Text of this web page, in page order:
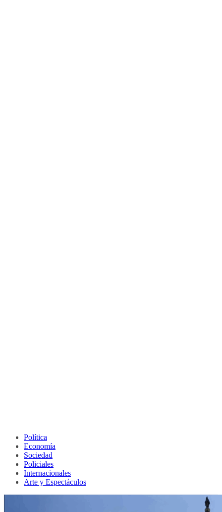
Política
Economía
Sociedad
Policiales
Internacionales
Arte y Espectáculos